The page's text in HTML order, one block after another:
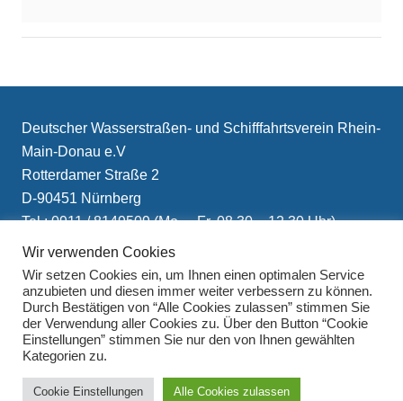
Deutscher Wasserstraßen- und Schifffahrtsverein Rhein-
Main-Donau e.V
Rotterdamer Straße 2
D-90451 Nürnberg
Tel.: 0911 / 8149509 (Mo. – Fr. 08.30 – 12.30 Uhr)
E-Mail: info(at)schifffahrtsverein.de
Impressum
Wir verwenden Cookies
Wir setzen Cookies ein, um Ihnen einen optimalen Service
anzubieten und diesen immer weiter verbessern zu können.
Durch Bestätigen von “Alle Cookies zulassen” stimmen Sie
der Verwendung aller Cookies zu. Über den Button “Cookie
Einstellungen” stimmen Sie nur den von Ihnen gewählten
Kategorien zu.
Cookie Einstellungen Alle Cookies zulassen